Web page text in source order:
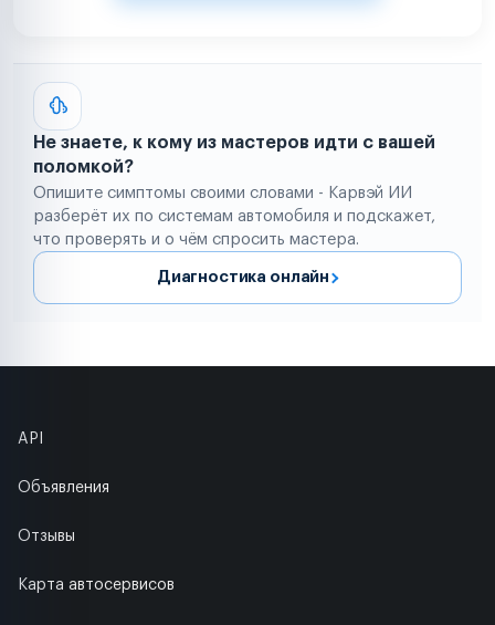
Не знаете, к кому из мастеров идти с вашей
поломкой?
Опишите симптомы своими словами - Карвэй ИИ
разберёт их по системам автомобиля и подскажет,
что проверять и о чём спросить мастера.
Диагностика онлайн
API
Объявления
Отзывы
Карта автосервисов